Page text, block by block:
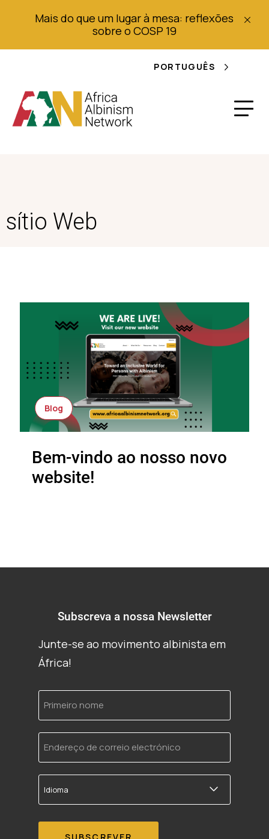
Mais do que um lugar à mesa: reflexões
sobre o COSP 19
PORTUGUÊS
sítio Web
Blog
Bem-vindo ao nosso novo
website!
Subscreva a nossa Newsletter
Junte-se ao movimento albinista em
África!
Primeiro
nome
Endereço
de
correio
electrónico
Idioma